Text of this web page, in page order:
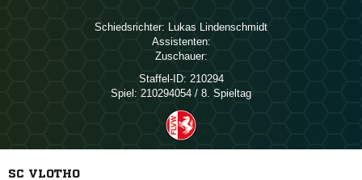
Schiedsrichter:  
Assistenten:
Zuschauer:
Staffel-ID: 210294
Spiel: 210294054 / 8. Spieltag
SC VLOTHO